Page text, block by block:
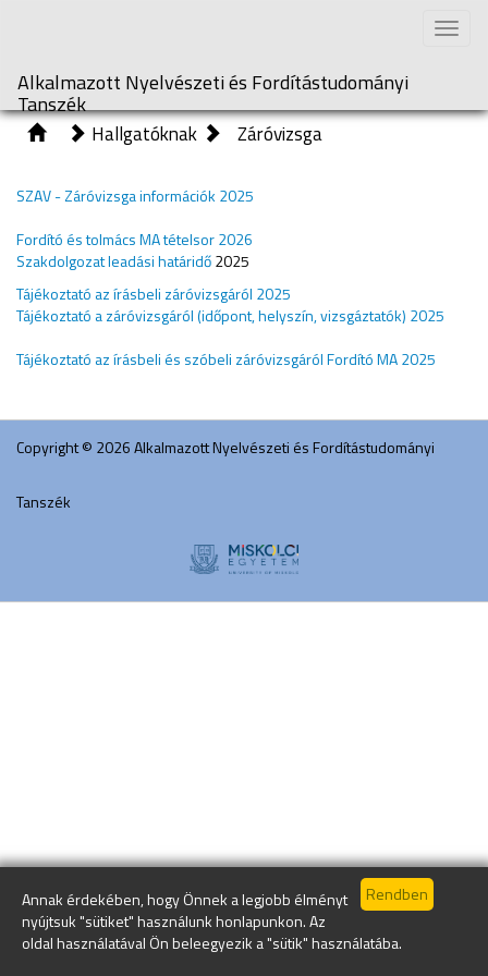
Annak érdekében, hogy Önnek a legjobb élményt
nyújtsuk "sütiket" használunk honlapunkon. Az
oldal használatával Ön beleegyezik a "sütik" használatába.
Toggle
Alkalmazott Nyelvészeti és Fordítástudományi
Tanszék
Hallgatóknak
Záróvizsga
SZAV - Záróvizsga információk 2025
Fordító és tolmács MA tételsor 2026
Szakdolgozat leadási határidő2025
Tájékoztató az írásbeli záróvizsgáról 2025
Tájékoztató a záróvizsgáról (időpont, helyszín, vizsgáztatók) 2025
Tájékoztató az írásbeli és szóbeli záróvizsgáról Fordító MA 2025
Copyright © 2026 Alkalmazott Nyelvészeti és Fordítástudományi
Tanszék